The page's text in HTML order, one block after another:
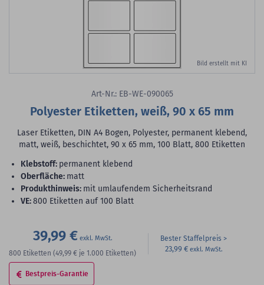
Bild erstellt mit KI
Art-Nr.: EB-WE-090065
Polyester Etiketten, weiß, 90 x 65 mm
Laser Etiketten, DIN A4 Bogen, Polyester, permanent klebend,
matt, weiß, beschichtet, 90 x 65 mm, 100 Blatt, 800 Etiketten
Klebstoff: permanent klebend
Oberfläche: matt
Produkthinweis: mit umlaufendem Sicherheitsrand
VE:800 Etiketten auf 100 Blatt
39,99 €
800 Etiketten (49,99 € je 1.000 Etiketten)
Bester Staffelpreis
23,99 €
Bestpreis-Garantie